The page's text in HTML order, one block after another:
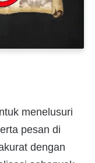
menelusuri
pesan di
dengan